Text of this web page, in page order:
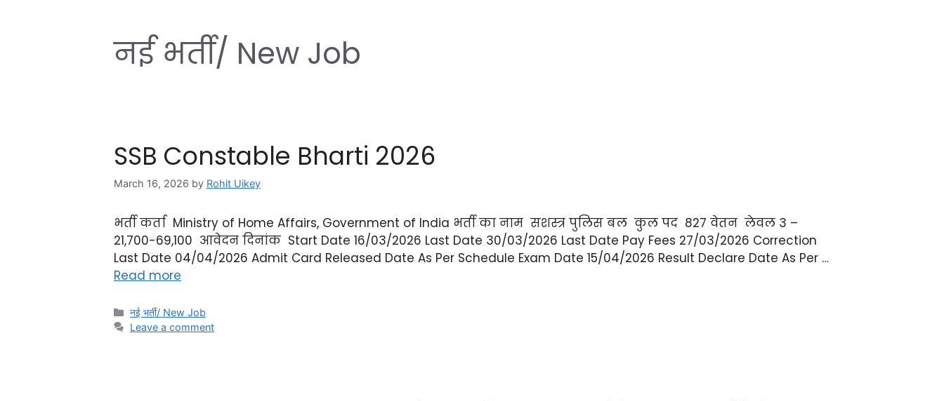
नई भर्ती/ New Job
SSB Constable Bharti 2026
March 16, 2026 by Rohit Uikey
भर्ती कर्ता Ministry of Home Affairs, Government of India भर्ती का नाम सशस्त्र पुलिस बल कुल पद 827 वेतन लेवल 3 –
21,700-69,100 आवेदन दिनांक Start Date 16/03/2026 Last Date 30/03/2026 Last Date Pay Fees 27/03/2026 Correction
Last Date 04/04/2026 Admit Card Released Date As Per Schedule Exam Date 15/04/2026 Result Declare Date As Per …
Read more
नई भर्ती/ New Job
Leave a comment